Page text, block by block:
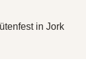
in Jork